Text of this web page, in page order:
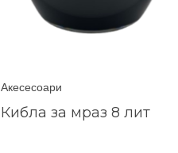
Акесесоари
Кибла за мраз 8 лит